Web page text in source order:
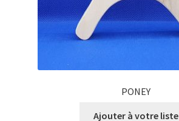
PONEY
Ajouter à votre liste